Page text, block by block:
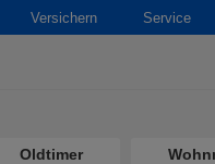
Versichern Service
Oldtimer